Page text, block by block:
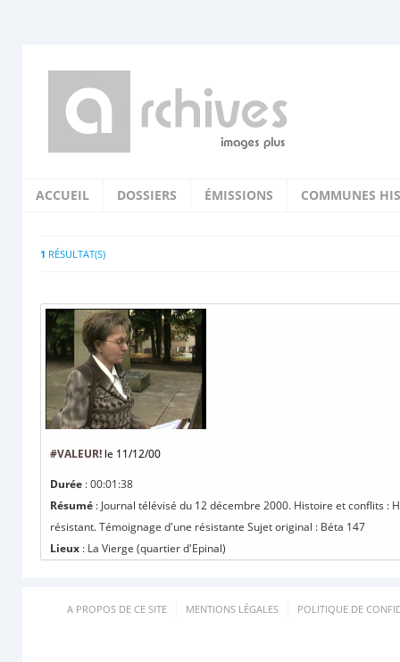
ACCUEIL DOSSIERS ÉMISSIONS COMMUNES
1 RÉSULTAT(S)
#VALEUR! le 11/12/00
Durée : 00:01:38
Résumé : Journal télévisé du 12 décembre 2000. Histoire et conflits
résistant. Témoignage d'une résistante Sujet original : Béta 147
Lieux : La Vierge (quartier d'Epinal)
A PROPOS DE CE SITE MENTIONS LÉGALES POLITIQUE DE